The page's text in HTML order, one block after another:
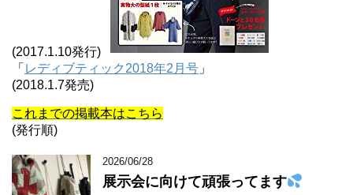
(2017.1.10発行)
「 レディブティック2018年2月号 」
(2018.1.7発売)
これまでの掲載本はこちら
(発行順)
2026/06/28
展示会に向けて頑張ってます